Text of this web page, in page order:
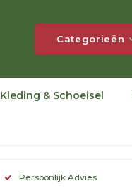
Categorieën
Kleding & Schoeisel
Persoonlijk Advies